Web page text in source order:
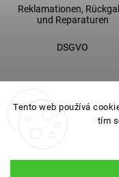
Tento web používá
tím
Reklamationen,
und Reparaturen
DSGVO